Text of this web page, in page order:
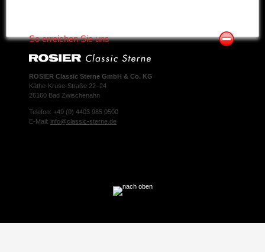
So erreichen Sie uns
ROSIER Classic Sterne GmbH & Co. KG
Käthe-Kruse-Straße 22–24
26160 Bad Zwischenahn
Telefon: +49 (0) 4403 985 0500
E-Mail: info@classic-sterne.de